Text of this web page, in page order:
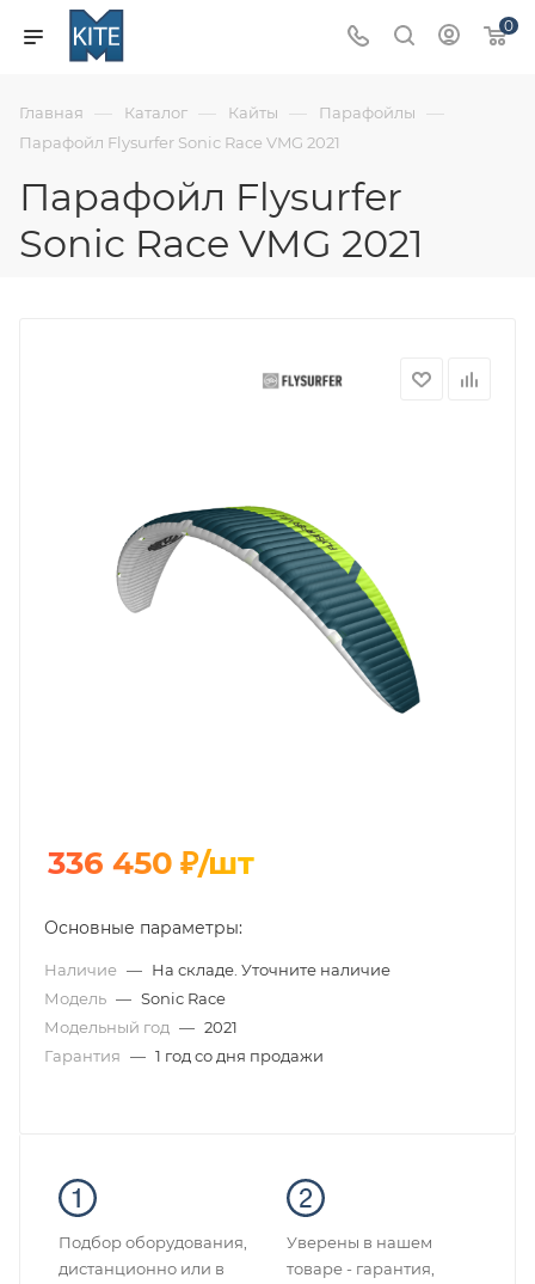
0
Главная — Каталог — Кайты — Парафойлы —
Парафойл Flysurfer Sonic Race VMG 2021
Парафойл Flysurfer
Sonic Race VMG 2021
336 450 ₽/шт
Основные параметры:
Наличие — На складе. Уточните наличие
Модель — Sonic Race
Модельный год — 2021
Гарантия — 1 год со дня продажи
Подбор оборудования,
дистанционно или в
Уверены в нашем
товаре - гарантия,